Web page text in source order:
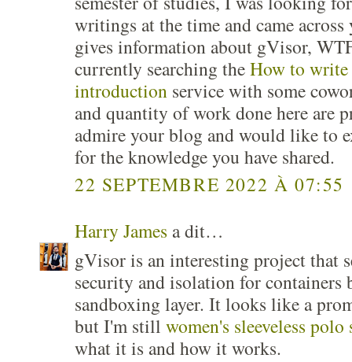
writings at the time and came
gives information about gVisor,
currently searching theHow to write
introduction service with some
and quantity of work done here are
admire your blog and would like to
for the knowledge you have shared.
22 SEPTEMBRE 2022 À 07:55
Harry James a dit…
gVisor is an interesting project that
security and isolation for
sandboxing layer. It looks like a
but I'm still women's sleeveless
what it is and how it works.